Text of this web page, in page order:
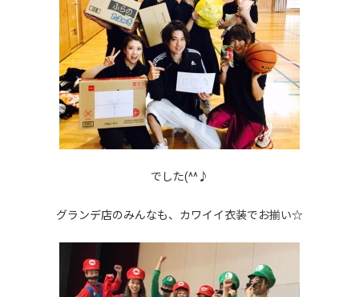
でした(^^♪
グランデ店のみんなも、カワイイ衣装でお揃い☆